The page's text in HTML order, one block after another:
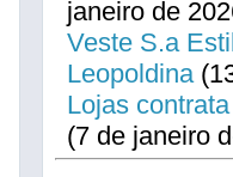
janeiro de
Veste S.a
Leopoldina
Lojas
(7 de janeiro